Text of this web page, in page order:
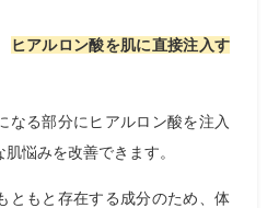
ヒアルロン酸を肌に直接注入す
なる部分にヒアルロン酸を注入
悩みを改善できます。
ともと存在する成分のため、体